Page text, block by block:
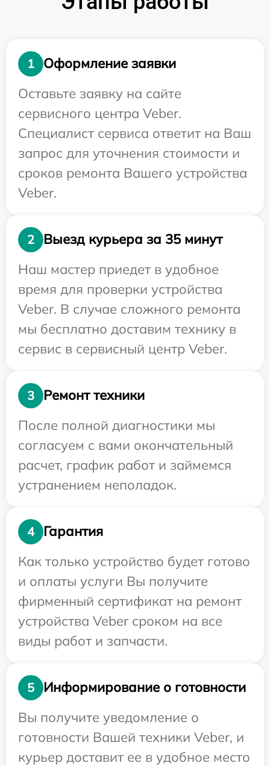
1
Оформление заявки
Оставьте заявку на сайте
сервисного центра Veber.
Специалист сервиса ответит на Ваш
запрос для уточнения стоимости и
сроков ремонта Вашего устройства
Veber.
2
Выезд курьера за 35 минут
Наш мастер приедет в удобное
время для проверки устройства
Veber. В случае сложного ремонта
мы бесплатно доставим технику в
сервис в сервисный центр Veber.
3
Ремонт техники
После полной диагностики мы
согласуем с вами окончательный
расчет, график работ и займемся
устранением неполадок.
4
Гарантия
Как только устройство будет готово
и оплаты услуги Вы получите
фирменный сертификат на ремонт
устройства Veber сроком на все
виды работ и запчасти.
5
Информирование о готовности
Вы получите уведомление о
готовности Вашей техники Veber, и
курьер доставит ее в удобное место